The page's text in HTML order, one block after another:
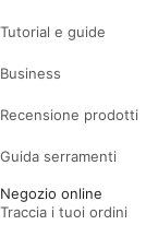
Tutorial e guide
Business
Recensione prodotti
Guida serramenti
Negozio online
Traccia i tuoi ordini